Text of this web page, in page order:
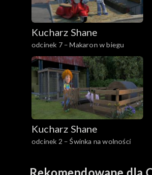
Kucharz Shane
odcinek 7 – Makaron w biegu
Kucharz Shane
odcinek 2 – Świnka na wolności